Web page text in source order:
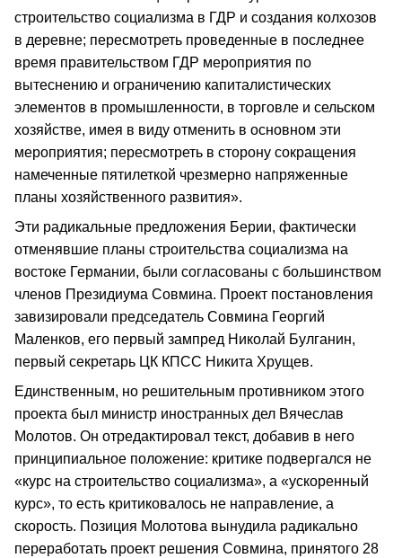
строительство социализма в ГДР и создания колхозов
в деревне; пересмотреть проведенные в последнее
время правительством ГДР мероприятия по
вытеснению и ограничению капиталистических
элементов в промышленности, в торговле и сельском
хозяйстве, имея в виду отменить в основном эти
мероприятия; пересмотреть в сторону сокращения
намеченные пятилеткой чрезмерно напряженные
планы хозяйственного развития».
Эти радикальные предложения Берии, фактически
отменявшие планы строительства социализма на
востоке Германии, были согласованы с большинством
членов Президиума Совмина. Проект постановления
завизировали председатель Совмина Георгий
Маленков, его первый зампред Николай Булганин,
первый секретарь ЦК КПСС Никита Хрущев.
Единственным, но решительным противником этого
проекта был министр иностранных дел Вячеслав
Молотов. Он отредактировал текст, добавив в него
принципиальное положение: критике подвергался не
«курс на строительство социализма», а «ускоренный
курс», то есть критиковалось не направление, а
скорость. Позиция Молотова вынудила радикально
переработать проект решения Совмина, принятого 28